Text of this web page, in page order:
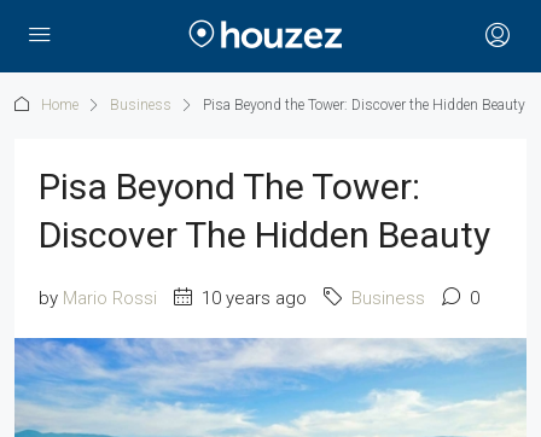
Home Business Pisa Beyond the Tower: Discover the Hidden Beauty
Pisa Beyond The Tower:
Discover The Hidden Beauty
by Mario Rossi 10 years ago Business 0